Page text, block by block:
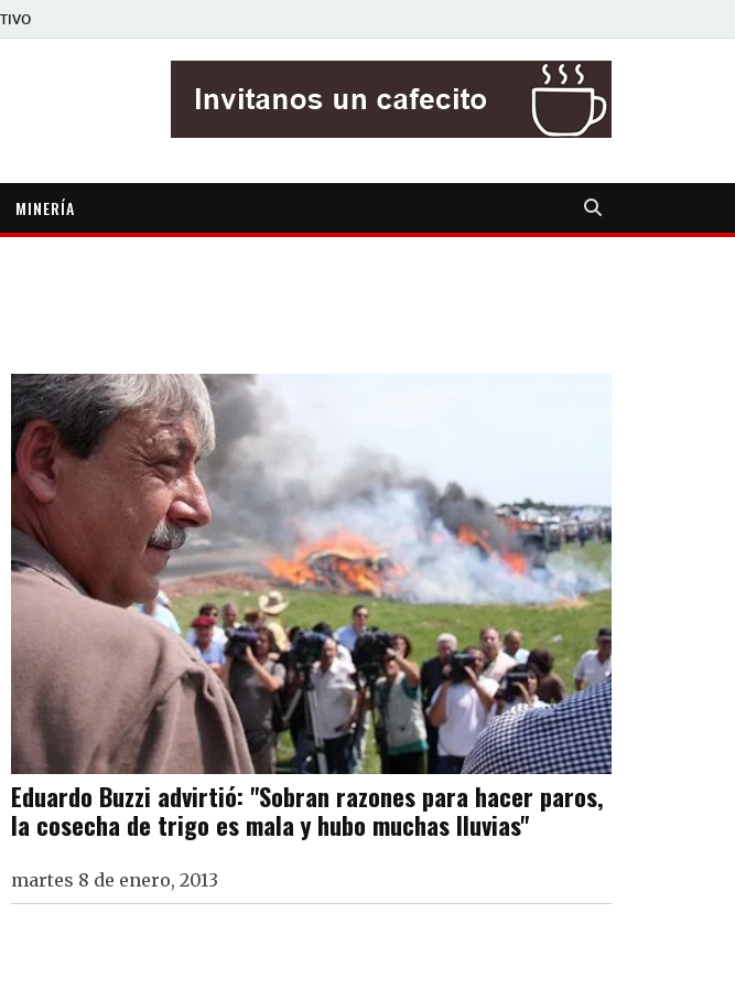
MINERÍA
Eduardo Buzzi advirtió: "Sobran razones para hacer paros,
la cosecha de trigo es mala y hubo muchas lluvias"
martes 8 de enero, 2013